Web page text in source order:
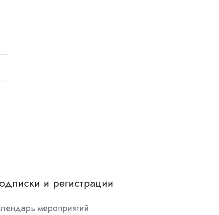
и регистрации
мероприятий